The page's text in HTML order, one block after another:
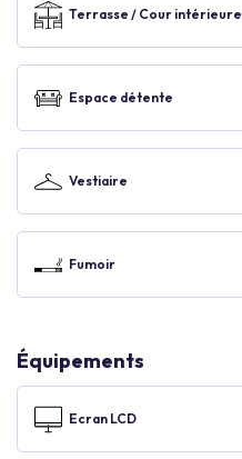
Terrasse / Cour intérieure
Espace détente
Vestiaire
Fumoir
Équipements
Ecran LCD